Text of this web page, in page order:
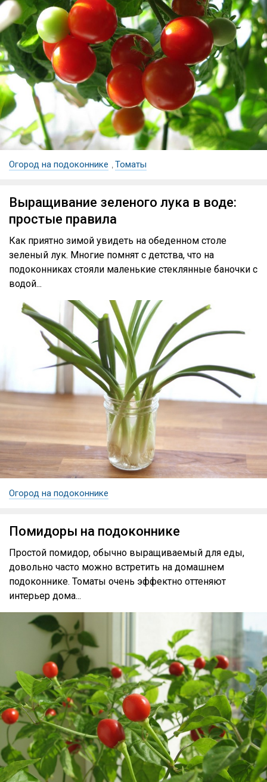
Огород на подоконнике , Томаты
Выращивание зеленого лука в воде:
простые правила
Как приятно зимой увидеть на обеденном столе
зеленый лук. Многие помнят с детства, что на
подоконниках стояли маленькие стеклянные баночки с
водой...
Огород на подоконнике
Помидоры на подоконнике
Простой помидор, обычно выращиваемый для еды,
довольно часто можно встретить на домашнем
подоконнике. Томаты очень эффектно оттеняют
интерьер дома...